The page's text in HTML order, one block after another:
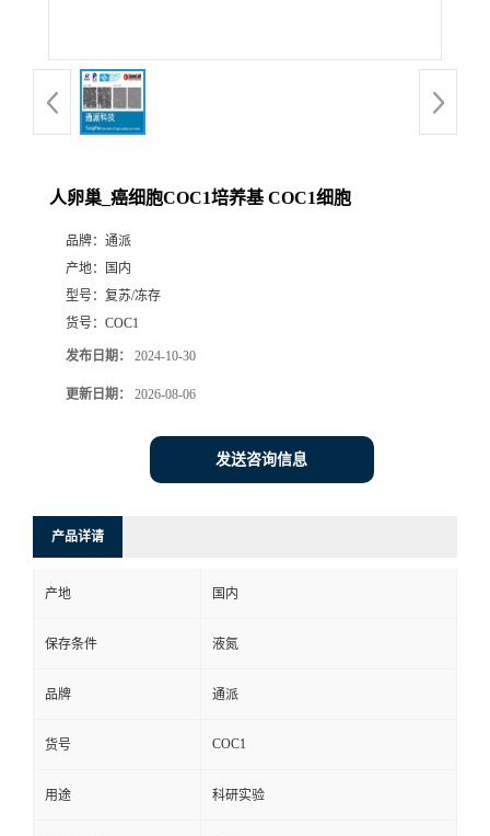
人卵巢_癌细胞COC1培养基 COC1细胞
品牌： 通派
产地：
国内
型号： 复苏/冻存
货号： COC1
发布日期： 2024-10-30
更新日期： 2026-08-06
发送咨询信息
产品详请
产地 国内
保存条件 液氮
品牌 通派
货号 COC1
用途 科研实验